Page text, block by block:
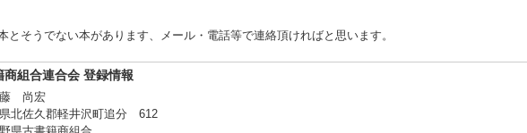
とそうでない本があります、メール・電話等で連絡頂ければと思います。
商組合連合会 登録情報
藤 尚宏
県北佐久郡軽井沢町追分 612